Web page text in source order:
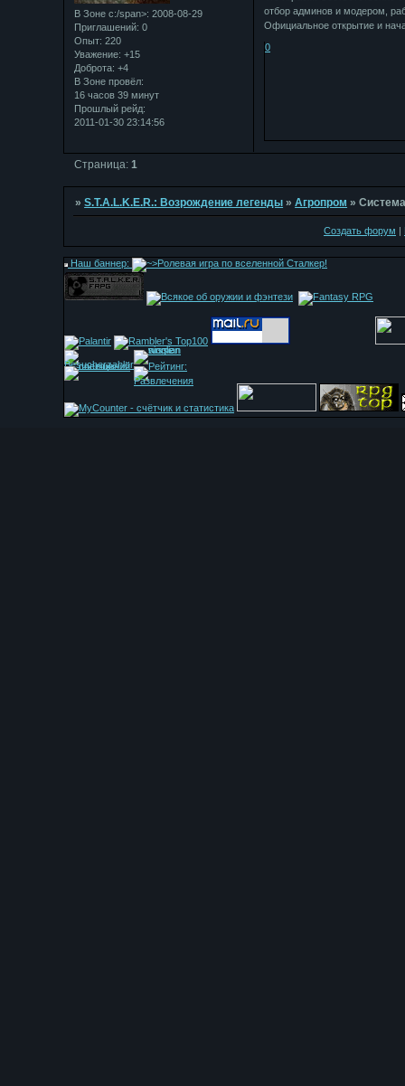
В Зоне с:/span>: 2008-08-29
Приглашений: 0
Опыт: 220
Уважение: +15
Доброта: +4
В Зоне провёл:
16 часов 39 минут
Прошлый рейд:
2011-01-30 23:14:56
отбор админов и модером,
Официальное открытие и
0
Страница:1
»S.T.A.L.K.E.R.: Возрождение легенды »Агропром »
Создать форум |
Наш баннер: